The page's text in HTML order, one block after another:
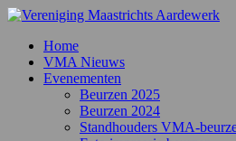
Home
VMA Nieuws
Evenementen
Beurzen 2025
Beurzen 2024
Standhouders VMA-